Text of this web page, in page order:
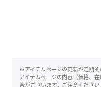
※アイテムページの更新が定期
アイテムページの内容（価格、
合がございます。ご注意ください。